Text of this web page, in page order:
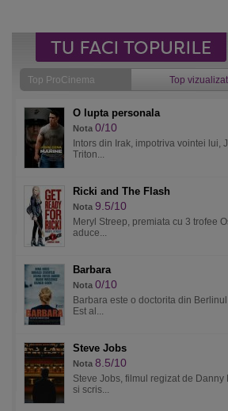
Top ProCinema Top
O lupta personala
Nota 0/10
Intors din Irak, impotriva vointei lui,
Triton...
Ricki and The Flash
Nota 9.5/10
Meryl Streep, premiata cu 3 trofee
aduce...
Barbara
Nota 0/10
Barbara este o doctorita din
Est al...
Steve Jobs
Nota 8.5/10
Steve Jobs, filmul regizat de Danny
si scris...